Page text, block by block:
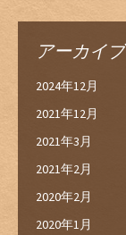
アーカイブ
2024年12月
2021年12月
2021年3月
2021年2月
2020年2月
2020年1月